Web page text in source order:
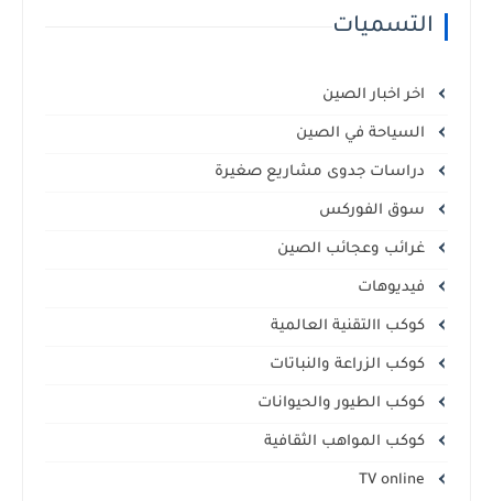
التسميات
اخر اخبار الصين
السياحة في الصين
دراسات جدوى مشاريع صغيرة
سوق الفوركس
غرائب وعجائب الصين
فيديوهات
كوكب االتقنية العالمية
كوكب الزراعة والنباتات
كوكب الطيور والحيوانات
كوكب المواهب الثقافية